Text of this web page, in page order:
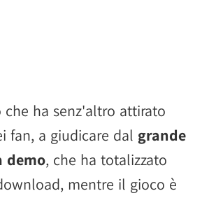
che ha senz'altro attirato
fan, a giudicare dal grande
demo, che ha totalizzato
mentre il gioco è